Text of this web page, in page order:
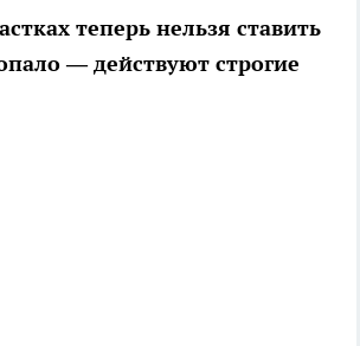
теперь нельзя ставить
— действуют строгие